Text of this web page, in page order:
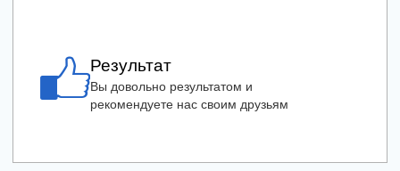
Результат
Вы довольно результатом и
рекомендуете нас своим друзьям